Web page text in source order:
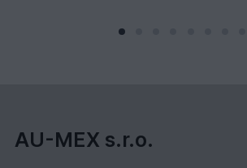
AU-MEX s.r.o.